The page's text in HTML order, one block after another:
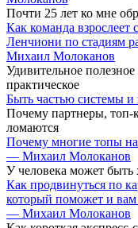
Почти 25 лет ко мне
Как команда
Ленчиони по стадиям
Михаил Молоканов
Удивительное
практическое
Быть частью системы
Почему партнеры,
ломаются
Почему многие топы
— Михаил Молоканов
У человека может быть
Как продвинуться по
который поможет и
— Михаил Молоканов